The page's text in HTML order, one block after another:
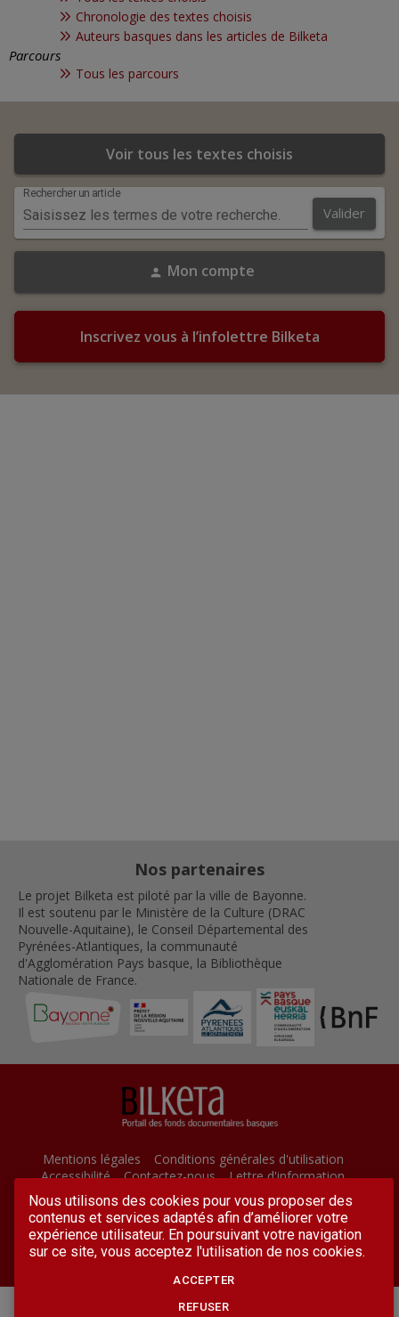
Chronologie des textes choisis
Auteurs basques dans les articles de Bilketa
Parcours
Tous les parcours
Voir tous les textes choisis
Rechercher un article
Valider
person Mon compte
Inscrivez vous à l’infolettre Bilketa
Nos partenaires
Le projet Bilketa est piloté par la ville de Bayonne.
Il est soutenu par le Ministère de la Culture (DRAC
Nouvelle-Aquitaine), le Conseil Départemental des
Pyrénées-Atlantiques, la communauté
d'Agglomération Pays basque, la Bibliothèque
Nationale de France.
Mentions légales
Conditions générales d'utilisation
Accessibilité
Contactez-nous
Lettre d'information
Plan du site
Suivez Bilketa sur les réseaux sociaux
Nous utilisons des cookies pour vous proposer des
contenus et services adaptés afin d’améliorer votre
expérience utilisateur. En poursuivant votre navigation
sur ce site, vous acceptez l'utilisation de nos cookies.
ACCEPTER
REFUSER